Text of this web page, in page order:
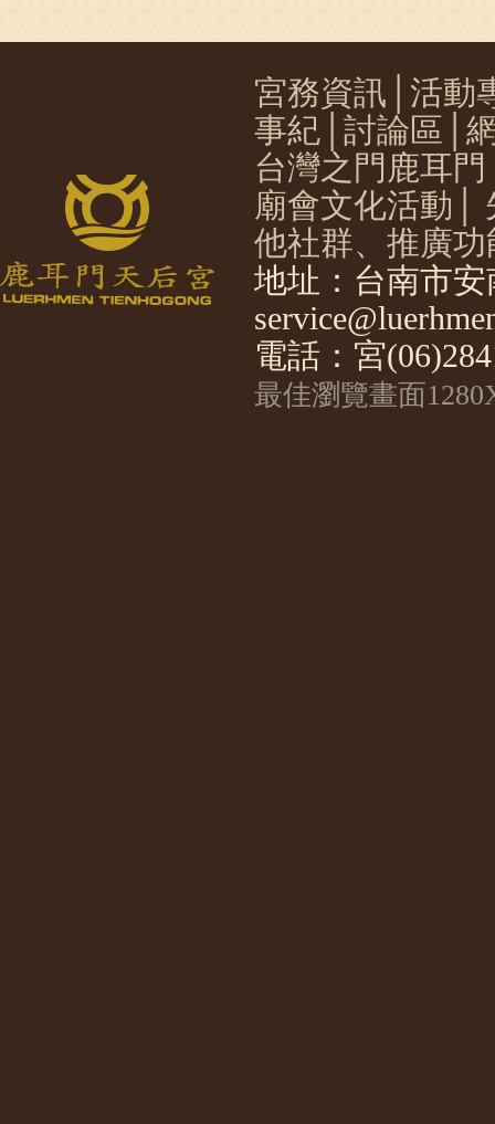
宮務資訊
活動
事紀
討論區
台灣之門鹿耳門
廟會文化活動
他社群、推廣功
地址：台南市
電話：宮
最佳瀏覽畫面